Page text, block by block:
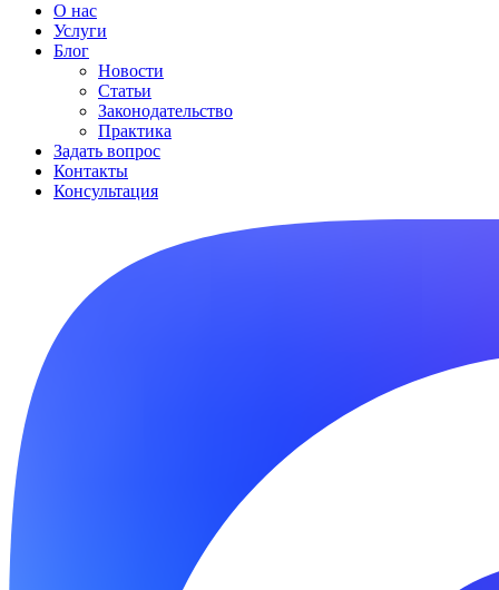
О нас
Услуги
Блог
Новости
Статьи
Законодательство
Практика
Задать вопрос
Контакты
Консультация